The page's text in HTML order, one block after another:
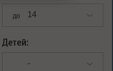
до
Детей: